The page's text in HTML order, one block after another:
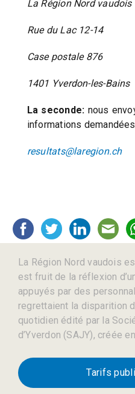
La Région Nord vaudois
Rue du Lac 12-14
Case postale 876
1401 Yverdon-les-Bains
La seconde: nous
informations
resultats@laregion.ch
La Région Nord vaudois
est fruit de la réflexion
appuyés par des
regrettaient la disparition
quotidien édité par la
d’Yverdon (SAJY), créée
Tarifs